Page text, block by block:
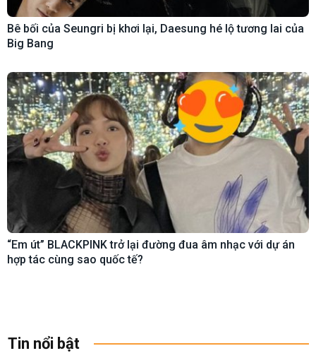
Bê bối của Seungri bị khơi lại, Daesung hé lộ tương lai của
Big Bang
“Em út” BLACKPINK trở lại đường đua âm nhạc với dự án
hợp tác cùng sao quốc tế?
Tin nổi bật